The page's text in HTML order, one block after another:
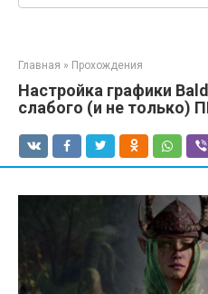
Главная » Прохождения
Настройка графики
слабого (и не только)